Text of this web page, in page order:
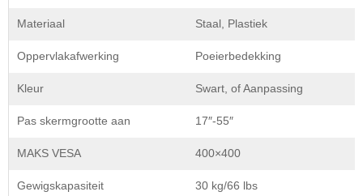
Materiaal Staal, Plastiek
Oppervlakafwerking Poeierbedekking
Kleur Swart, of Aanpassing
Pas skermgrootte aan 17″-55″
MAKS VESA 400×400
Gewigskapasiteit 30 kg/66 lbs